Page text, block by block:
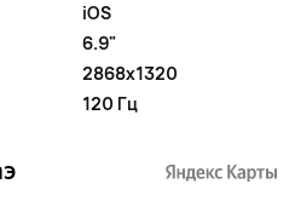
iOS
6.9"
2868x1320
120 Гц